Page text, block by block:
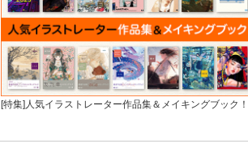
[特集]人気イラストレーター作品集＆メイキングブック！